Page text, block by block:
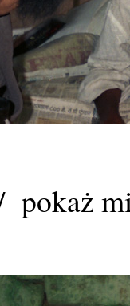
pokaż